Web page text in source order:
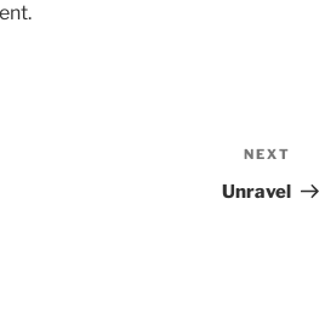
Post
NEXT
Unravel